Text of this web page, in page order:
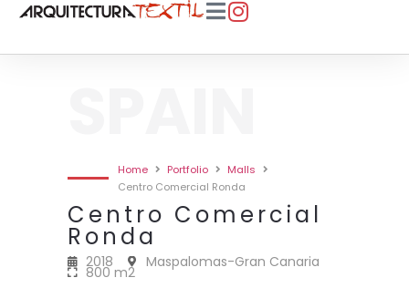
Home Portfolio
Malls
Centro Comercial Ronda
Centro Comercial
Ronda
2018 Maspalomas-Gran Canaria
800 m2